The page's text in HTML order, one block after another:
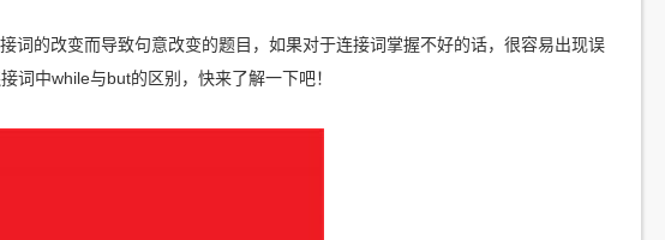
的改变而导致句意改变的题目，如果对于连接词掌握不好的话，很容易出现误
词中while与but的区别，快来了解一下吧！